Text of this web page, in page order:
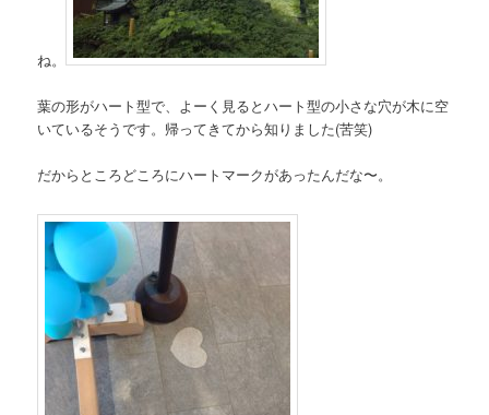
ね。
葉の形がハート型で、よーく見るとハート型の小さな穴が木に空
いているそうです。帰ってきてから知りました(苦笑)
だからところどころにハートマークがあったんだな〜。